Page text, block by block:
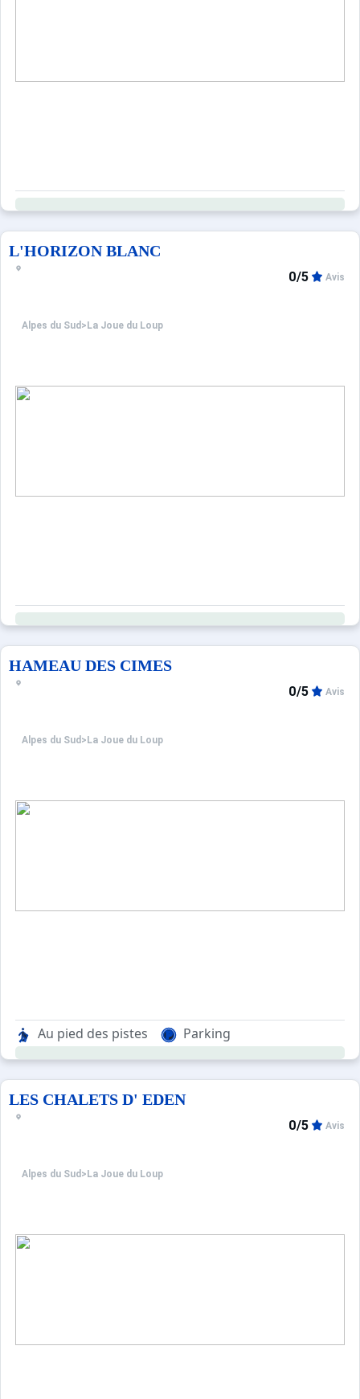
L'HORIZON BLANC
Alpes du Sud > La Joue du Loup
0/5 Avis
HAMEAU DES CIMES
Alpes du Sud > La Joue du Loup
0/5 Avis
Au pied des pistes Parking
LES CHALETS D' EDEN
Alpes du Sud > La Joue du Loup
0/5 Avis